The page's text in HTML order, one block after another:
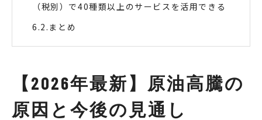
（税別）で40種類以上のサービスを活用できる
まとめ
【2026年最新】原油高騰の
原因と今後の見通し